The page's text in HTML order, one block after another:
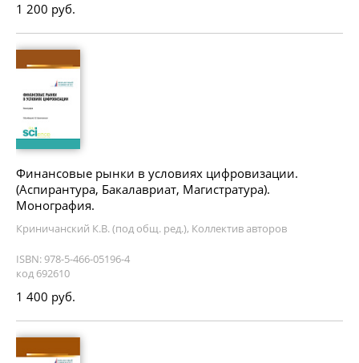
1 200 руб.
Финансовые рынки в условиях цифровизации.
(Аспирантура, Бакалавриат, Магистратура).
Монография.
Криничанский К.В. (под общ. ред.), Коллектив авторов
ISBN: 978-5-466-05196-4
код 692610
1 400 руб.